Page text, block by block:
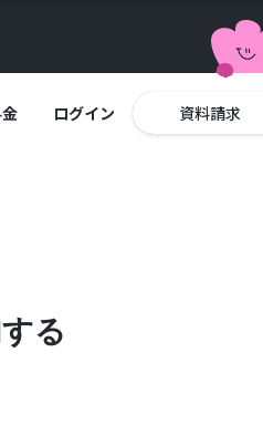
ログイン 資料請求
る